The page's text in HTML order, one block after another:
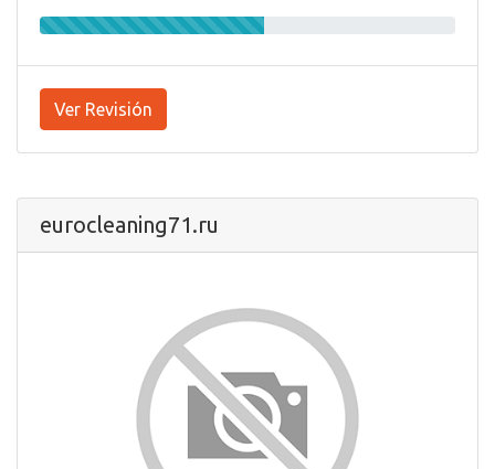
Ver Revisión
eurocleaning71.ru